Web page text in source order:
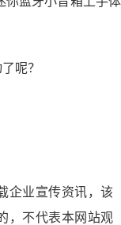
呢？
企业宣传资讯，该
，不代表本网站观